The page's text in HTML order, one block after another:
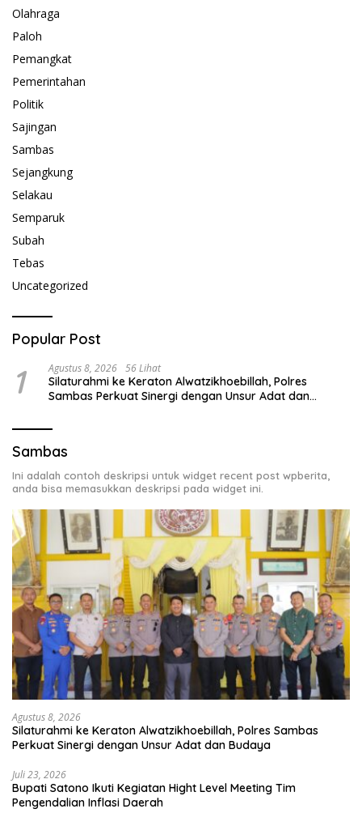
Olahraga
Paloh
Pemangkat
Pemerintahan
Politik
Sajingan
Sambas
Sejangkung
Selakau
Semparuk
Subah
Tebas
Uncategorized
Popular Post
1 Agustus 8, 2026 56 Lihat
Silaturahmi ke Keraton Alwatzikhoebillah, Polres
Sambas Perkuat Sinergi dengan Unsur Adat dan
Sambas
Ini adalah contoh deskripsi untuk widget recent post wpberita,
anda bisa memasukkan deskripsi pada widget ini.
Agustus 8, 2026
Silaturahmi ke Keraton Alwatzikhoebillah, Polres Sambas
Perkuat Sinergi dengan Unsur Adat dan Budaya
Juli 23, 2026
Bupati Satono Ikuti Kegiatan Hight Level Meeting Tim
Pengendalian Inflasi Daerah